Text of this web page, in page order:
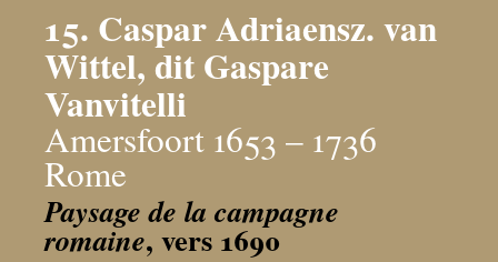
15. Caspar Adriaensz. van
Wittel, dit Gaspare
Vanvitelli
Amersfoort 1653 – 1736
Rome
Paysage de la campagne
romaine, vers 1690